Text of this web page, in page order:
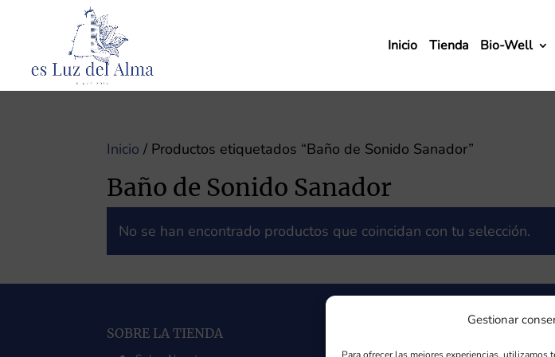
Gestionar
Inicio Tienda Bio-Well
Inicio / Productos etiquetados “Baño de Sonido Sanador”
Baño de Sonido Sanador
No se han encontrado productos que coincidan con tu selección.
SOBRE LA TIENDA